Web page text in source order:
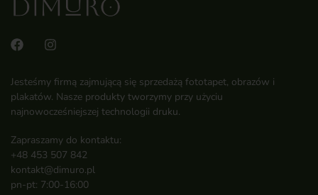
Jesteśmy firmą zajmującą się sprzedażą fototapet, obrazów i
plakatów. Nasze produkty tworzymy przy użyciu
najnowocześniejszej technologii druku.
Zapraszamy do kontaktu:
+48 453 507 842
kontakt@dimuro.pl
pn-pt: 7:00-16:00